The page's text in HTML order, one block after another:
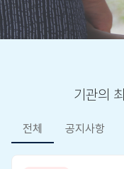
기관의
전체 공지사항